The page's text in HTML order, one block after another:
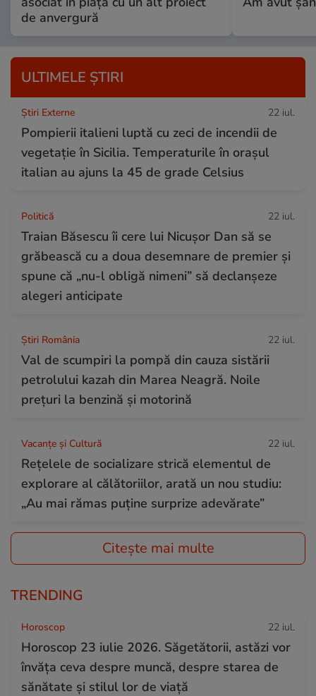
de anvergură
ULTIMELE ȘTIRI
Știri Externe 22 iul.
Pompierii italieni luptă cu zeci de incendii de
vegetație în Sicilia. Temperaturile în orașul
italian au ajuns la 45 de grade Celsius
Politică 22 iul.
Traian Băsescu îi cere lui Nicușor Dan să se
grăbească cu a doua desemnare de premier și
spune că „nu-l obligă nimeni” să declanșeze
alegeri anticipate
Știri România 22 iul.
Val de scumpiri la pompă din cauza sistării
petrolului kazah din Marea Neagră. Noile
prețuri la benzină și motorină
Vacanțe și Cultură 22 iul.
Rețelele de socializare strică elementul de
explorare al călătoriilor, arată un nou studiu:
„Au mai rămas puține surprize adevărate”
Citește mai multe
TRENDING
Horoscop 22 iul.
Horoscop 23 iulie 2026. Săgetătorii, astăzi vor
învăța ceva despre muncă, despre starea de
sănătate și stilul lor de viață